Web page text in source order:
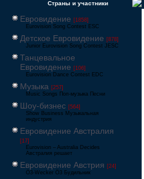
Страны и участники
Евровидение [1858]
Eurovision Song Contest ESC
Детское Евровидение [878]
Junior Eurovision Song Contest JESC
Танцевальное
Евровидение [106]
Eurovision Dance Contest EDC
Музыка [257]
Music Songs Поп-музыка Песни
Шоу-бизнес [564]
Show Business Музыкальная
индустрия
Евровидение Австралия
[17]
Eurovision – Australia Decides
Австралия решает
Евровидение Австрия [24]
Ö3-Wecker Ö3 Будильник